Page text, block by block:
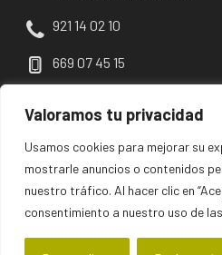
Valoramos tu privacidad
Usamos cookies para mejorar su
mostrarle anuncios o contenidos
nuestro tráfico. Al hacer clic en
consentimiento a nuestro uso de
921 14 02 10
669 07 45 15